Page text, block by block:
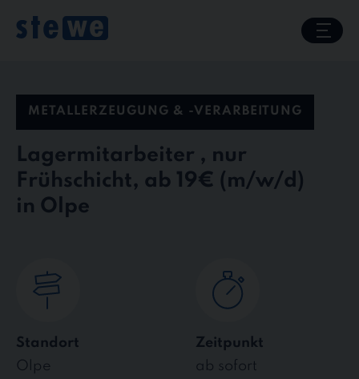
content
METALLERZEUGUNG & -VERARBEITUNG
Lagermitarbeiter , nur
Frühschicht, ab 19€
in Olpe
Standort
Olpe
Zeitpunkt
ab sofort